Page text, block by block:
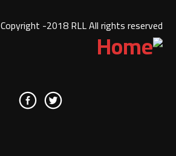
Copyright -2018 RLL All rights reserved